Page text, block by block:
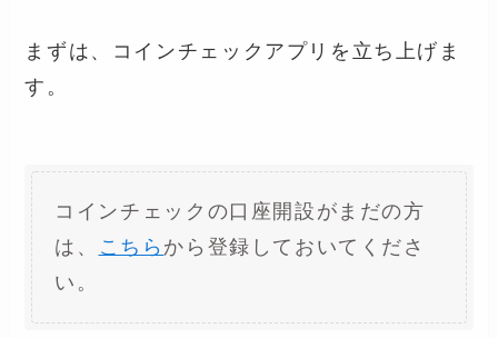
まずは、コインチェックアプリを立ち上げま
す。
コインチェックの口座開設がまだの方
は、
こちら から登録しておいてくださ
い。